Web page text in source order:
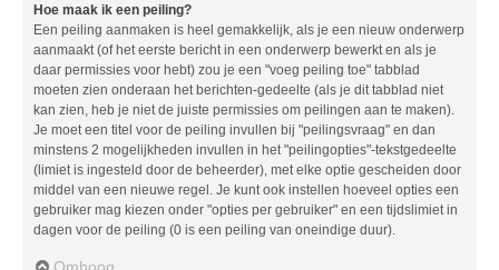
Hoe maak ik een peiling?
Een peiling aanmaken is heel gemakkelijk, als je een nieuw onderwerp
aanmaakt (of het eerste bericht in een onderwerp bewerkt en als je
daar permissies voor hebt) zou je een "voeg peiling toe" tabblad
moeten zien onderaan het berichten-gedeelte (als je dit tabblad niet
kan zien, heb je niet de juiste permissies om peilingen aan te maken).
Je moet een titel voor de peiling invullen bij "peilingsvraag" en dan
minstens 2 mogelijkheden invullen in het "peilingopties"-tekstgedeelte
(limiet is ingesteld door de beheerder), met elke optie gescheiden door
middel van een nieuwe regel. Je kunt ook instellen hoeveel opties een
gebruiker mag kiezen onder "opties per gebruiker" en een tijdslimiet in
dagen voor de peiling (0 is een peiling van oneindige duur).